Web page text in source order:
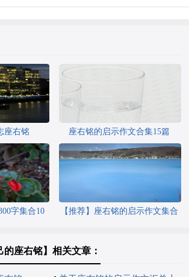
座右铭 座右铭的启示作文合集15篇
字集合10
【推荐】座右铭的启示作文集合
的座右铭】相关文章：